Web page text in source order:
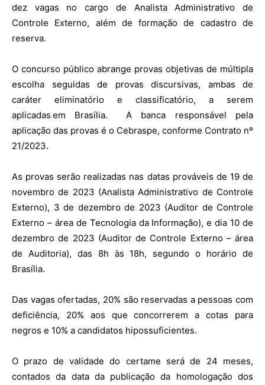
dez vagas no cargo de Analista Administrativo de
Controle Externo, além de formação de cadastro de
reserva.
O concurso público abrange provas objetivas de múltipla
escolha seguidas de provas discursivas, ambas de
caráter eliminatório e classificatório, a serem
aplicadas em Brasília. A banca responsável pela
aplicação das provas é o Cebraspe, conforme Contrato nº
21/2023.
As provas serão realizadas nas datas prováveis de 19 de
novembro de 2023 (Analista Administrativo de Controle
Externo), 3 de dezembro de 2023 (Auditor de Controle
Externo – área de Tecnologia da Informação), e dia 10 de
dezembro de 2023 (Auditor de Controle Externo – área
de Auditoria), das 8h às 18h, segundo o horário de
Brasília.
Das vagas ofertadas, 20% são reservadas a pessoas com
deficiência, 20% aos que concorrerem a cotas para
negros e 10% a candidatos hipossuficientes.
O prazo de validade do certame será de 24 meses,
contados da data da publicação da homologação dos